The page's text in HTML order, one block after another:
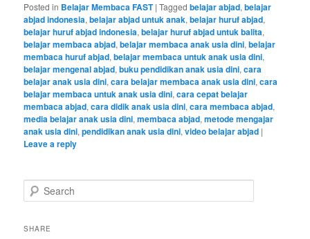
Posted in Belajar Membaca FAST |Tagged belajar abjad,belajar
abjad indonesia,belajar abjad untuk anak,belajar huruf abjad,
belajar huruf abjad indonesia,belajar huruf abjad untuk balita,
belajar membaca abjad,belajar membaca anak usia dini,belajar
membaca huruf abjad,belajar membaca untuk anak usia dini,
belajar mengenal abjad,buku pendidikan anak usia dini,cara
belajar anak usia dini,cara belajar membaca anak usia dini,cara
belajar membaca untuk anak usia dini,cara cepat belajar
membaca abjad,cara didik anak usia dini,cara membaca abjad,
media belajar anak usia dini,membaca abjad,metode mengajar
anak usia dini,pendidikan anak usia dini,video belajar abjad |
Leave a reply
e
rSHARE